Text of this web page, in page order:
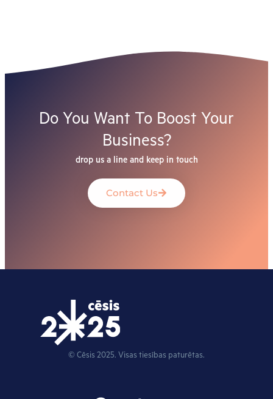
Do You Want To Boost Your
Business?
drop us a line and keep in touch
Contact Us
© Cēsis 2025. Visas tiesības paturētas.